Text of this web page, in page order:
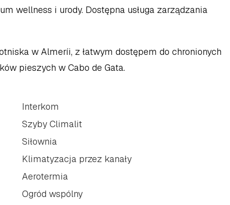
wellness i urody. Dostępna usługa zarządzania
w Almeríi, z łatwym dostępem do chronionych
pieszych w Cabo de Gata.
Interkom
Szyby Climalit
Siłownia
Klimatyzacja przez kanały
Aerotermia
Ogród wspólny